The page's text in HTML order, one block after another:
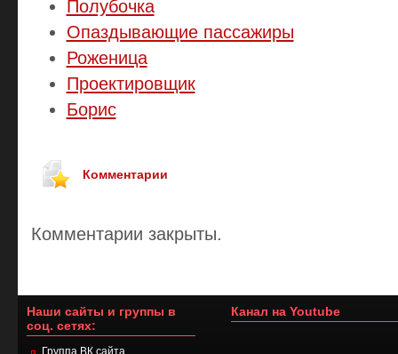
Полубочка
Опаздывающие пассажиры
Роженица
Проектировщик
Борис
Комментарии
Комментарии закрыты.
Наши сайты и группы в
соц. сетях:
Группа ВК сайта
Канал на Youtube